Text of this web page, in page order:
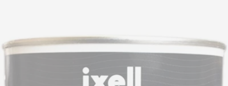
informations
sur
produit